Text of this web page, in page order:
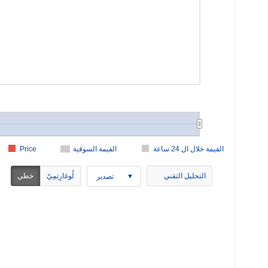
القيمة السوقية القيمة خلال ال 24 ساعة Price
خطي لُوغارِتمِيّ تصدير التحليل التقني